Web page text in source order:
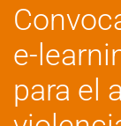
e-
para el